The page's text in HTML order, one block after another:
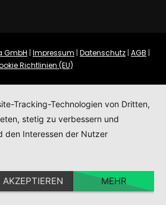
GmbH | Impressum | Datenschutz | AGB |
Richtlinien (EU)
Tracking-Technologien von Dritten,
stetig zu verbessern und
den Interessen der Nutzer
AKZEPTIEREN MEHR